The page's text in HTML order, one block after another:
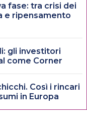
fase: tra crisi dei
e ripensamento
gli investitori
come Corner
Così i rincari
in Europa